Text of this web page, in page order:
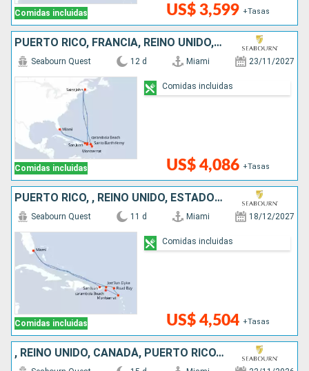
Encuentre aquí todos los consejos más populares
Comidas incluidas US$ 3,599 +Tasas
PUERTO RICO, FRANCIA, REINO UNIDO, CANADÁ, ESTADOS UNIDOS
Comidas incluidas
Seabourn Quest 12 d Miami 23/11/2027
US$ 4,086 +Tasas
Comidas incluidas
PUERTO RICO, , REINO UNIDO, ESTADOS UNIDOS
Comidas incluidas
Seabourn Quest 11 d Miami 18/12/2027
US$ 4,504 +Tasas
Comidas incluidas
, REINO UNIDO, CANADÁ, PUERTO RICO, ESTADOS UNIDOS